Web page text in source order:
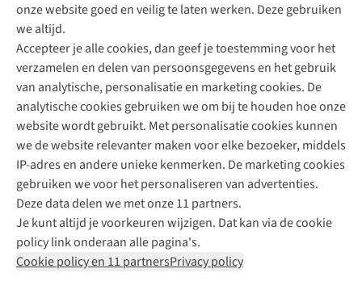
onze website goed en veilig te laten werken. Deze gebruiken
we altijd.
Accepteer je alle cookies, dan geef je toestemming voor het
verzamelen en delen van persoonsgegevens en het gebruik
van analytische, personalisatie en marketing cookies. De
analytische cookies gebruiken we om bij te houden hoe onze
website wordt gebruikt. Met personalisatie cookies kunnen
we de website relevanter maken voor elke bezoeker, middels
IP-adres en andere unieke kenmerken. De marketing cookies
gebruiken we voor het personaliseren van advertenties.
Deze data delen we met onze 11 partners.
Je kunt altijd je voorkeuren wijzigen. Dat kan via de cookie
policy link onderaan alle pagina's.
Cookie policy en 11 partnersPrivacy policy
Direct advies van een Buitenexpert
+31 (0)85 888 50 88
+31 6 12 28 49 80
Contactformulier